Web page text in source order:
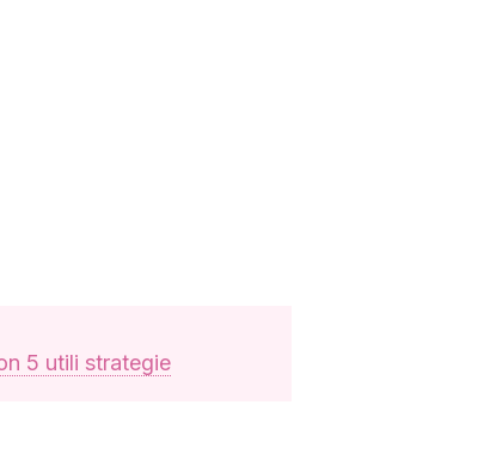
5 utili strategie